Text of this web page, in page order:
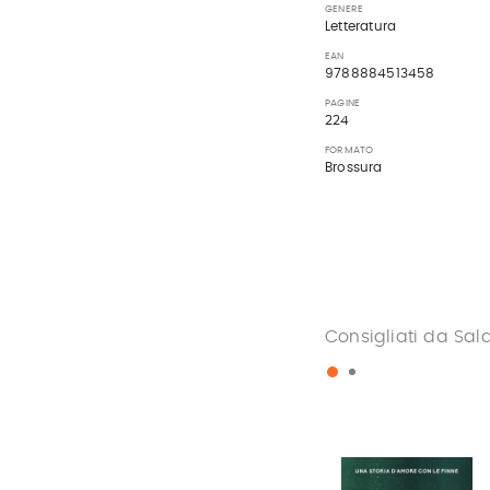
GENERE
Letteratura
EAN
9788884513458
PAGINE
224
FORMATO
Brossura
Consigliati da